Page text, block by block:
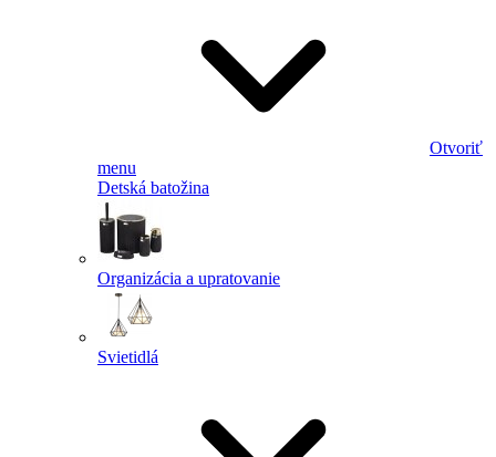
Otvoriť
menu
Detská batožina
Organizácia a upratovanie
Svietidlá